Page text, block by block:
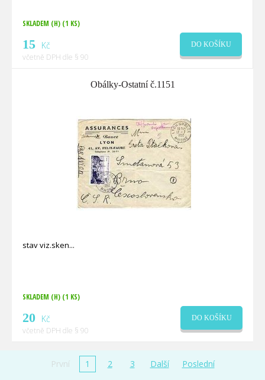
SKLADEM (H) (1 KS)
15 Kč
včetně DPH dle § 90
DO KOŠÍKU
Obálky-Ostatní č.1151
stav viz.sken
SKLADEM (H) (1 KS)
20 Kč
včetně DPH dle § 90
DO KOŠÍKU
První 1 2 3 Další Poslední